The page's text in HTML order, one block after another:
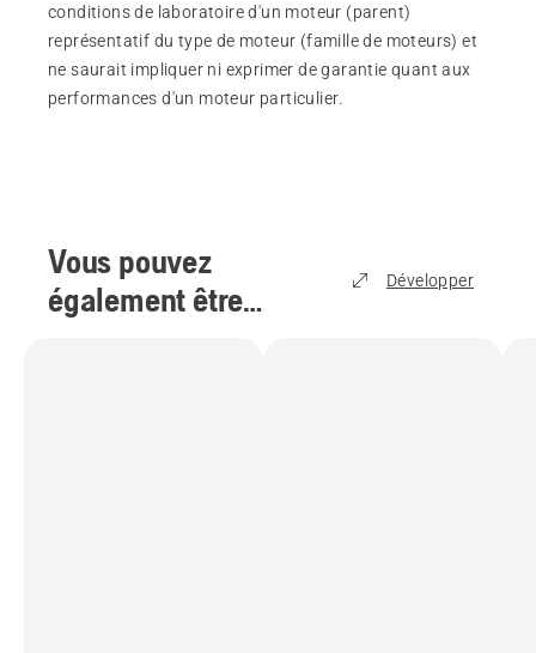
conditions de laboratoire d'un moteur (parent)
représentatif du type de moteur (famille de moteurs) et
ne saurait impliquer ni exprimer de garantie quant aux
performances d'un moteur particulier.
Vous pouvez
également être
Développer